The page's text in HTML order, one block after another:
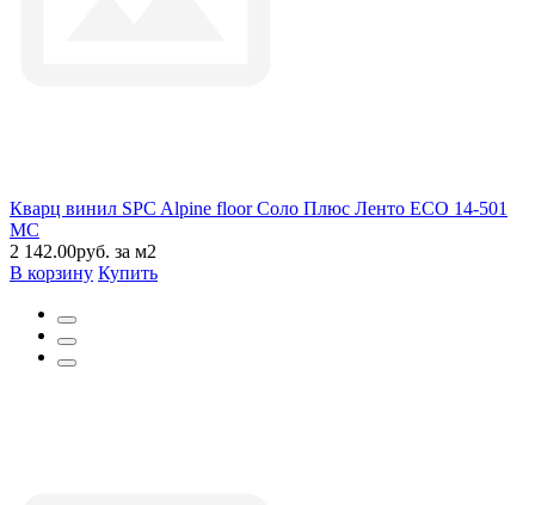
Кварц винил SPC Alpine floor Соло Плюс Ленто ЕСО 14-501
MC
2 142.00руб. за м2
В корзину Купить